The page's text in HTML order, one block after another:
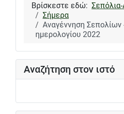
Αναζήτηση στον ιστό
Βρίσκεστε εδώ:
Σήμερα
Αναγέννηση Σεπολίων
ημερολογίου 2022